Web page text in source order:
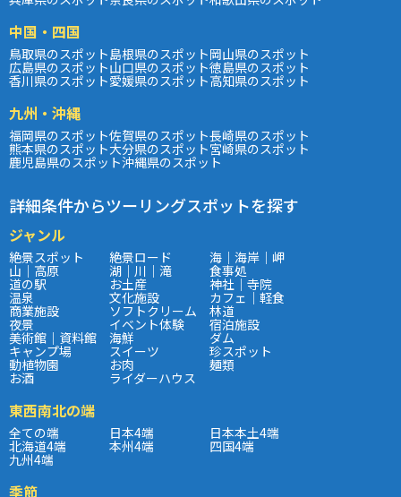
中国・四国
鳥取県のスポット島根県のスポット岡山県のスポット
広島県のスポット山口県のスポット徳島県のスポット
香川県のスポット愛媛県のスポット高知県のスポット
九州・沖縄
福岡県のスポット佐賀県のスポット長崎県のスポット
熊本県のスポット大分県のスポット宮崎県のスポット
鹿児島県のスポット沖縄県のスポット
詳細条件からツーリングスポットを探す
ジャンル
絶景スポット 絶景ロード 海｜海岸｜岬
山｜高原 湖｜川｜滝 食事処
道の駅 お土産 神社｜寺院
温泉 文化施設 カフェ｜軽食
商業施設 ソフトクリーム 林道
夜景 イベント体験 宿泊施設
美術館｜資料館 海鮮 ダム
キャンプ場 スイーツ 珍スポット
動植物園 お肉 麺類
お酒 ライダーハウス
東西南北の端
全ての端 日本4端 日本本土4端
北海道4端 本州4端 四国4端
九州4端
季節